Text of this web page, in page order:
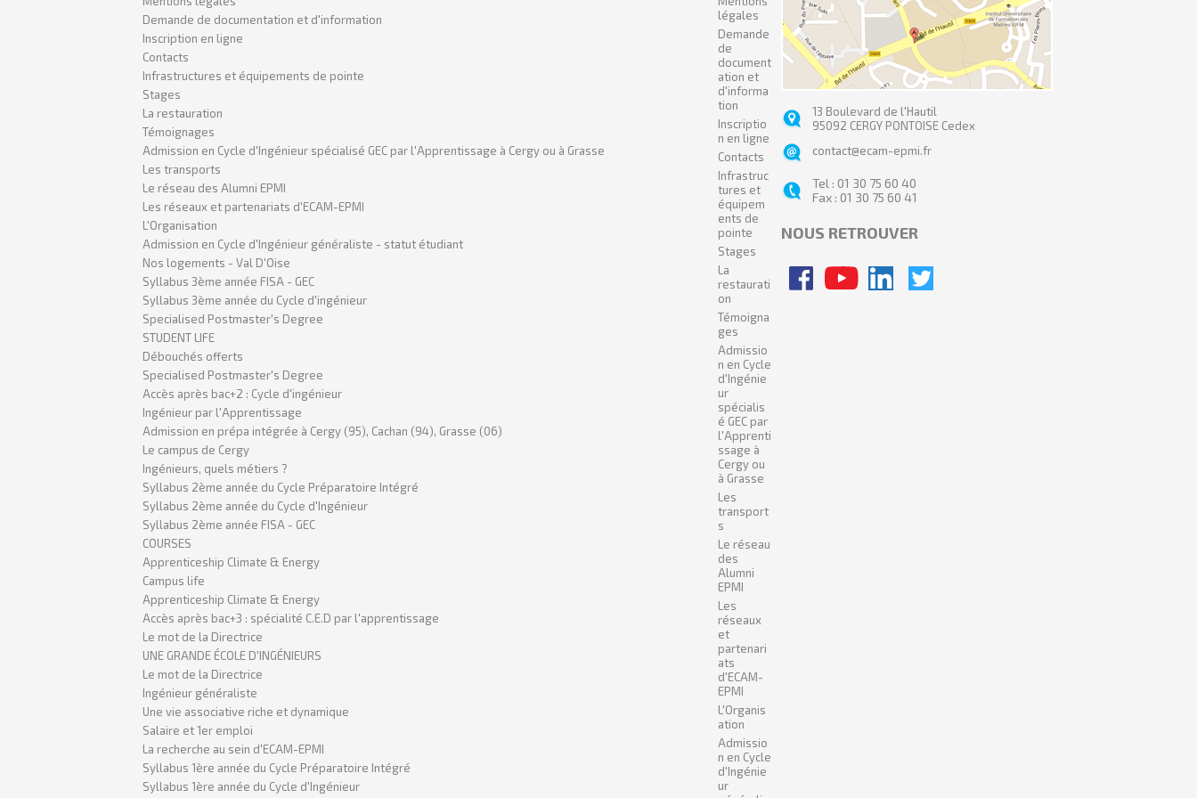
Demande de documentation et d'information
Inscription en ligne
Contacts
Infrastructures et équipements de pointe
Stages
La restauration
Témoignages
Admission en Cycle d'Ingénieur spécialisé GEC par l'Apprentissage à Cergy ou à Grasse
Les transports
Le réseau des Alumni EPMI
Les réseaux et partenariats d'ECAM-EPMI
L'Organisation
Admission en Cycle d'Ingénieur généraliste - statut étudiant
Nos logements - Val D'Oise
Syllabus 3ème année FISA - GEC
Syllabus 3ème année du Cycle d'ingénieur
Specialised Postmaster's Degree
STUDENT LIFE
Débouchés offerts
Specialised Postmaster's Degree
Accès après bac+2 : Cycle d'ingénieur
Ingénieur par l'Apprentissage
Admission en prépa intégrée à Cergy (95), Cachan (94), Grasse (06)
Le campus de Cergy
Ingénieurs, quels métiers ?
Syllabus 2ème année du Cycle Préparatoire Intégré
Syllabus 2ème année du Cycle d'Ingénieur
Syllabus 2ème année FISA - GEC
COURSES
Apprenticeship Climate & Energy
Campus life
Apprenticeship Climate & Energy
Accès après bac+3 : spécialité C.E.D par l'apprentissage
Le mot de la Directrice
UNE GRANDE ÉCOLE D'INGÉNIEURS
Le mot de la Directrice
Ingénieur généraliste
Une vie associative riche et dynamique
Salaire et 1er emploi
La recherche au sein d'ECAM-EPMI
Syllabus 1ère année du Cycle Préparatoire Intégré
Syllabus 1ère année du Cycle d'Ingénieur
légales
Demande
de
document
ation et
d'informa
tion
Inscriptio
n en ligne
Contacts
Infrastruc
tures et
équipem
ents de
pointe
Stages
La
restaurati
on
Témoigna
ges
Admissio
n en Cycle
d'Ingénie
ur
spécialis
é GEC par
l'Apprenti
ssage à
Cergy ou
à Grasse
Les
transport
s
Le réseau
des
Alumni
EPMI
Les
réseaux
et
partenari
ats
d'ECAM-
EPMI
L'Organis
ation
Admissio
n en Cycle
d'Ingénie
ur
13 Boulevard de l'Hautil
95092 CERGY PONTOISE Cedex
contact@ecam-epmi.fr
Tel : 01 30 75 60 40
Fax : 01 30 75 60 41
NOUS RETROUVER